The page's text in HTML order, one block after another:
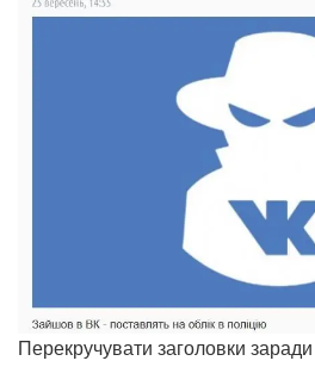
Перекручувати заголовки заради